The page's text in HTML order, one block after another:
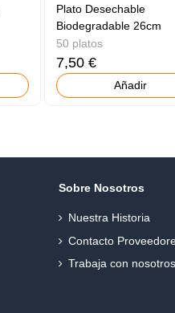
Plato Desechable
Biodegradable 26cm
50 platos
7,50 €
Añadir
Sobre Nosotros
Nuestra Historia
Contacto
Trabaja con nosotros